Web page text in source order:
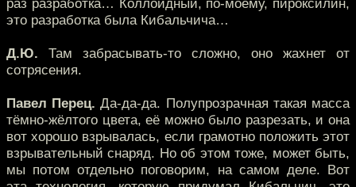
раз разработка… Коллоидный, по-моему, пироксилин,
это разработка была Кибальчича…
Д.Ю. Там забрасывать-то сложно, оно жахнет от
сотрясения.
Павел Перец. Да-да-да. Полупрозрачная такая масса
тёмно-жёлтого цвета, её можно было разрезать, и она
вот хорошо взрывалась, если грамотно положить этот
взрывательный снаряд. Но об этом тоже, может быть,
мы потом отдельно поговорим, на самом деле. Вот